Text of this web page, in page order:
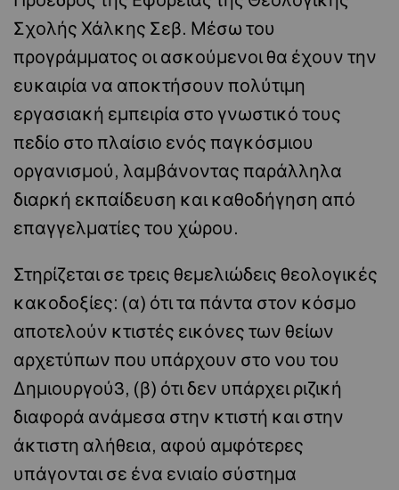
Σχολής Χάλκης Σεβ. Μέσω του
προγράμματος οι ασκούμενοι θα έχουν την
ευκαιρία να αποκτήσουν πολύτιμη
εργασιακή εμπειρία στο γνωστικό τους
πεδίο στο πλαίσιο ενός παγκόσμιου
οργανισμού, λαμβάνοντας παράλληλα
διαρκή εκπαίδευση και καθοδήγηση από
επαγγελματίες του χώρου.
Στηρίζεται σε τρεις θεμελιώδεις θεολογικές
κακοδοξίες: (α) ότι τα πάντα στον κόσμο
αποτελούν κτιστές εικόνες των θείων
αρχετύπων που υπάρχουν στο νου του
Δημιουργού3, (β) ότι δεν υπάρχει ριζική
διαφορά ανάμεσα στην κτιστή και στην
άκτιστη αλήθεια, αφού αμφότερες
υπάγονται σε ένα ενιαίο σύστημα